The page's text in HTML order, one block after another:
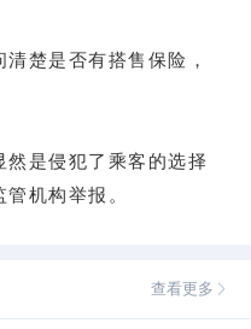
楚是否有搭售保险，
是侵犯了乘客的选择
机构举报。
查看更多